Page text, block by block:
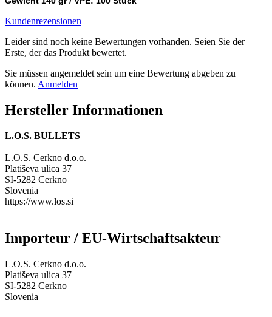
Kundenrezensionen
Leider sind noch keine Bewertungen vorhanden. Seien Sie der
Erste, der das Produkt bewertet.
Sie müssen angemeldet sein um eine Bewertung abgeben zu
können. Anmelden
Hersteller Informationen
L.O.S. BULLETS
L.O.S. Cerkno d.o.o.
Platiševa ulica 37
SI-5282 Cerkno
Slovenia
https://www.los.si
Importeur / EU-Wirtschaftsakteur
L.O.S. Cerkno d.o.o.
Platiševa ulica 37
SI-5282 Cerkno
Slovenia